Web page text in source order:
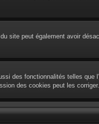
site peut également avoir
des fonctionnalités telles que
des cookies peut les corriger.